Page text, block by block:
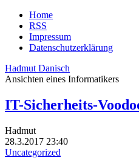
Home
RSS
Impressum
Datenschutzerklärung
Hadmut Danisch
Ansichten eines Informatikers
IT-Sicherheits-
Hadmut
28.3.2017 23:40
Uncategorized